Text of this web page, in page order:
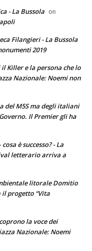
- La Bussola on
Filangieri - La Bussola
2019
Killer e la persona che lo
Nazionale: Noemi non
del M5S ma degli italiani
Il Premier gli ha
è successo? - La
letterario arriva a
litorale Domitio
il progetto “Vita
la voce dei
Nazionale: Noemi